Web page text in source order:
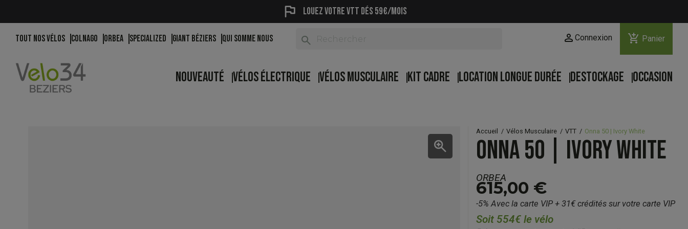
flag Louez votre vtt dés 59€/mois
Tout nos vélos Colnago Orbea Specialized Giant Béziers QUI SOMME NOUS search person Connexion add_shopping_cart Panier
NOUVEAUTÉ VÉLOS ÉLECTRIQUE VÉLOS MUSCULAIRE KIT CADRE LOCATION LONGUE DURÉE DESTOCKAGE OCCASION
zoom_in
Accueil Vélos Musculaire VTT Onna 50 | Ivory White
ONNA 50 | IVORY WHITE
ORBEA
615,00 €
-5% Avec la carte VIP + 31€ crédités sur votre carte VIP
Soit 554€ le vélo